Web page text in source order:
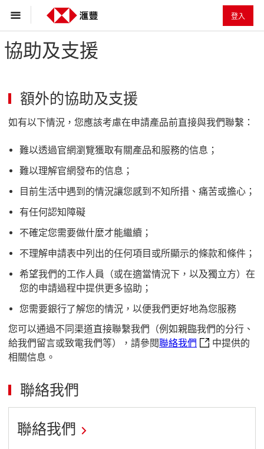
登入
協助及支援
額外的協助及支援
如有以下情況，您應該考慮在申請產品前直接與我們聯繫：
難以透過官網瀏覽獲取有關產品和服務的信息；
難以理解官網發布的信息；
目前生活中遇到的情況讓您感到不知所措、痛苦或擔心；
有任何認知障礙
不確定您需要做什麼才能繼續；
不理解申請表中列出的任何項目或所顯示的條款和條件；
希望我們的工作人員（或在適當情況下，以及獨立方）在
您的申請過程中提供更多協助；
您需要銀行了解您的情況，以便我們更好地為您服務
您可以通過不同渠道直接聯繫我們（例如親臨我們的分行、
給我們留言或致電我們等），請參閱聯絡我們 聯絡我們 這連
中提供的
相關信息。
聯絡我們
聯絡我們